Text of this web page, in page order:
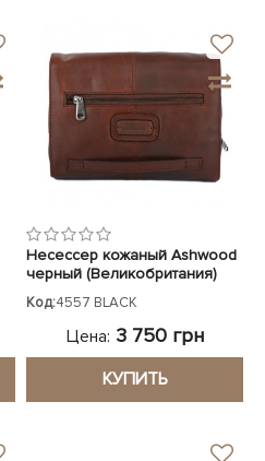
Несессер кожаный Ashwood
черный (Великобритания)
Код:4557 BLACK
Цена: 3 750 грн
КУПИТЬ